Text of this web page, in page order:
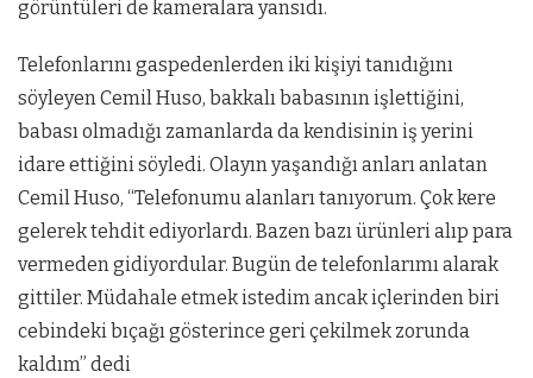
görüntüleri de kameralara yansıdı.
Telefonlarını gaspedenlerden iki kişiyi tanıdığını
söyleyen Cemil Huso, bakkalı babasının işlettiğini,
babası olmadığı zamanlarda da kendisinin iş yerini
idare ettiğini söyledi. Olayın yaşandığı anları anlatan
Cemil Huso, “Telefonumu alanları tanıyorum. Çok kere
gelerek tehdit ediyorlardı. Bazen bazı ürünleri alıp para
vermeden gidiyordular. Bugün de telefonlarımı alarak
gittiler. Müdahale etmek istedim ancak içlerinden biri
cebindeki bıçağı gösterince geri çekilmek zorunda
kaldım” dedi